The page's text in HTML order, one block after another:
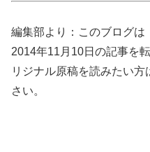
編集部より：このブログは
2014年11月10日の記事を
リジナル原稿を読みたい方
さい。